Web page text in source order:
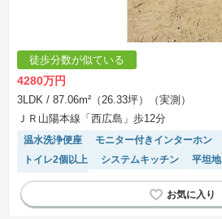
徒歩分数が似ている
4280万円
3LDK / 87.06m²（26.33坪）（実測）
ＪＲ山陽本線「西広島」歩12分
温水洗浄便座 モニター付きインターホン
トイレ2個以上
システムキッチン 平坦地
対面キッチン